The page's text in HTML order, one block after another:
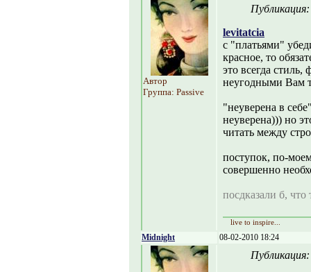
Автор
Группа: Passive
levitatcia
с "платьями"
красное, то
это всегда
неугодными Вам
"неуверена в
неуверена))) но
читать между
поступок, по-
совершенно
посдказали б, что
live to inspire...
Midnight 08-02-2010 18:24